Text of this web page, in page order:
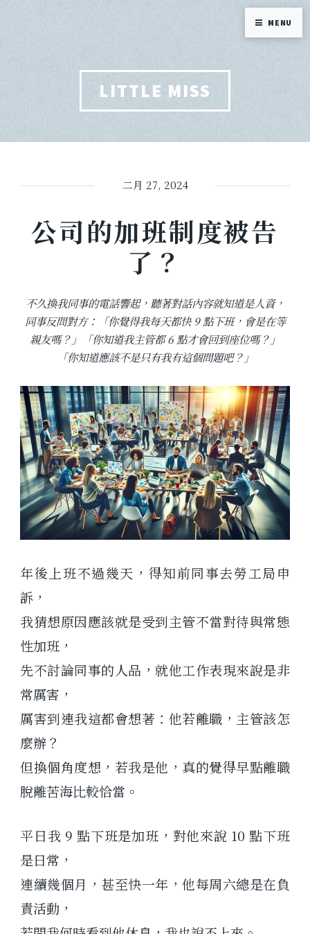
LITTLE MISS
二月 27, 2024
公司的加班制度被告
了？
不久換我同事的電話響起，聽著對話內容就知道是人資，
同事反問對方：「你覺得我每天都快 9 點下班，會是在等
親友嗎？」「你知道我主管都 6 點才會回到座位嗎？」
「你知道應該不是只有我有這個問題吧？」
年後上班不過幾天，得知前同事去勞工局申
訴，
我猜想原因應該就是受到主管不當對待與常態
性加班，
先不討論同事的人品，就他工作表現來說是非
常厲害，
厲害到連我這都會想著：他若離職，主管該怎
麼辦？
但換個角度想，若我是他，真的覺得早點離職
脫離苦海比較恰當。
平日我 9 點下班是加班，對他來說 10 點下班
是日常，
連續幾個月，甚至快一年，他每周六總是在負
責活動，
MENU